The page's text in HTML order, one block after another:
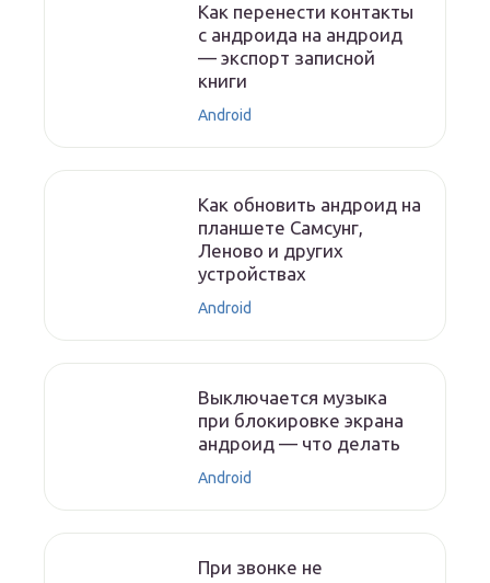
Как перенести контакты
с андроида на андроид
— экспорт записной
книги
Android
Как обновить андроид на
планшете Самсунг,
Леново и других
устройствах
Android
Выключается музыка
при блокировке экрана
андроид — что делать
Android
При звонке не